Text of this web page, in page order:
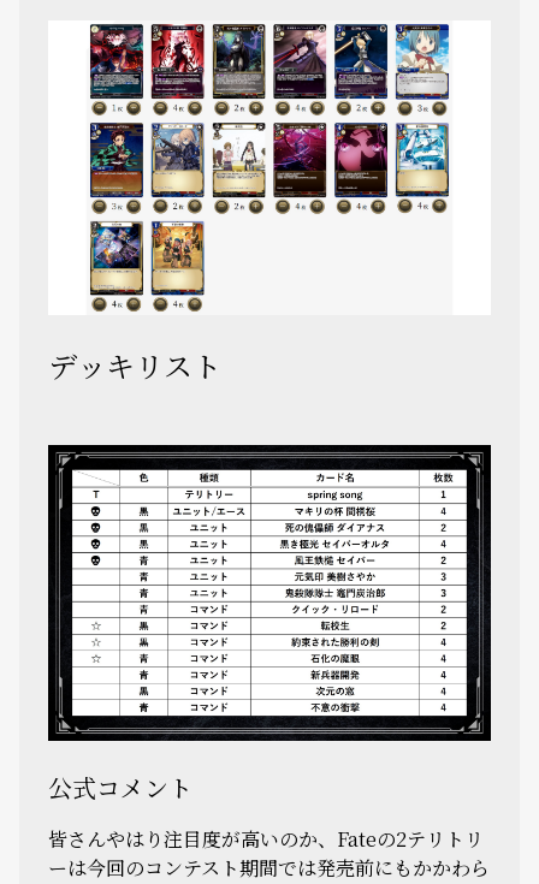
デッキリスト
公式コメント
皆さんやはり注目度が高いのか、Fateの2テリトリ
ーは今回のコンテスト期間では発売前にもかかわら